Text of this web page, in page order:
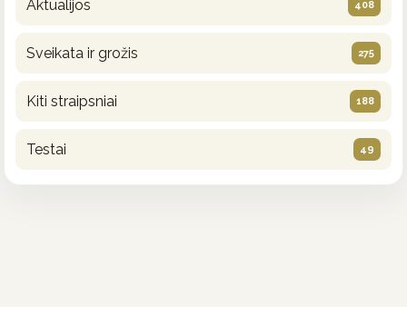
Aktualijos 408
Sveikata ir grožis 275
Kiti straipsniai 188
Testai 49